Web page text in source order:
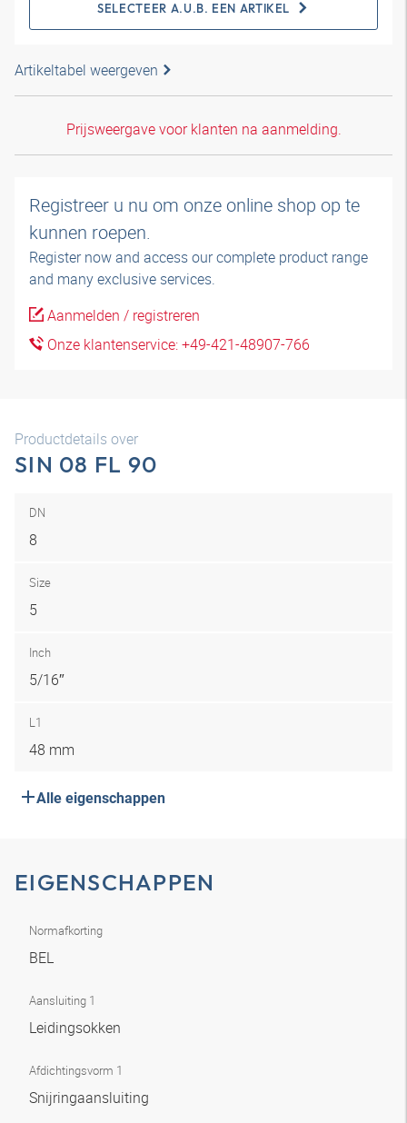
SELECTEER A.U.B. EEN ARTIKEL
Artikeltabel weergeven
Prijsweergave voor klanten na aanmelding.
Registreer u nu om onze online shop op te
kunnen roepen.
Register now and access our complete product range
and many exclusive services.
Aanmelden / registreren
Onze klantenservice: +49-421-48907-766
Productdetails over
SIN 08 FL 90
DN
8
Size
5
Inch
5/16″
L1
48 mm
Alle eigenschappen
EIGENSCHAPPEN
Normafkorting
BEL
Aansluiting 1
Leidingsokken
Afdichtingsvorm 1
Snijringaansluiting